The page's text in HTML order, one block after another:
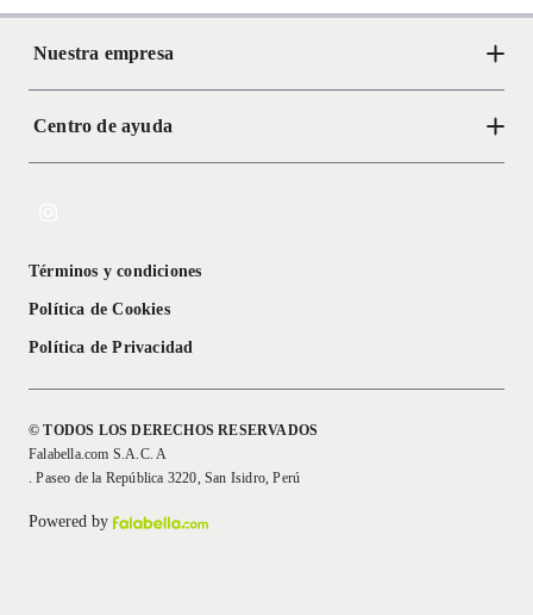
Nuestra empresa
Acerca de Crate
Centro de ayuda
Textos Legales
Términos y condiciones
Política de Cookies
Política de Privacidad
© TODOS LOS DERECHOS RESERVADOS
Falabella.com S.A.C. A
. Paseo de la República 3220, San Isidro, Perú
Powered by